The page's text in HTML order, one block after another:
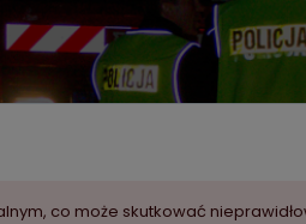
co może skutkować